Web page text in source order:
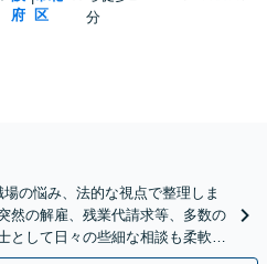
府
区
分
の悩み、法的な視点で整理しま
然の解雇、残業代請求等、多数の
として日々の些細な相談も柔軟に